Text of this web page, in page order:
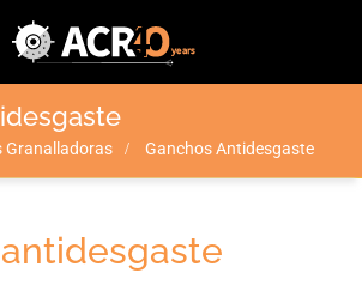
Granalladoras Ganchos Antidesgaste
antidesgaste